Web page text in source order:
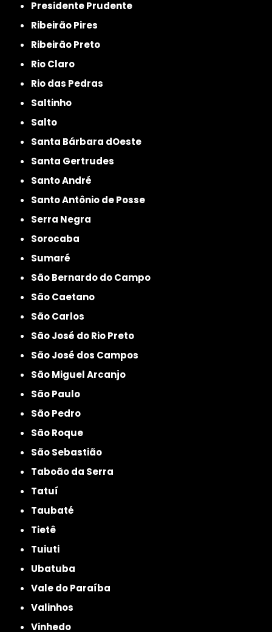
Presidente Prudente
Ribeirão Pires
Ribeirão Preto
Rio Claro
Rio das Pedras
Saltinho
Salto
Santa Bárbara dOeste
Santa Gertrudes
Santo André
Santo Antônio de Posse
Serra Negra
Sorocaba
Sumaré
São Bernardo do Campo
São Caetano
São Carlos
São José do Rio Preto
São José dos Campos
São Miguel Arcanjo
São Paulo
São Pedro
São Roque
São Sebastião
Taboão da Serra
Tatuí
Taubaté
Tietê
Tuiuti
Ubatuba
Vale do Paraíba
Valinhos
Vinhedo